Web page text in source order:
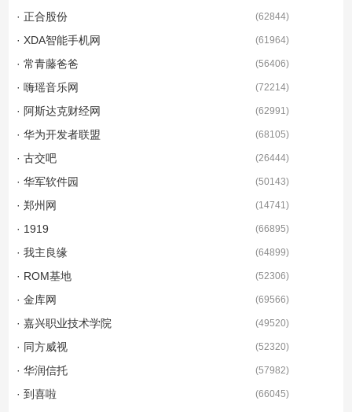
· 正合股份 (62844)
· XDA智能手机网 (61964)
· 常青藤爸爸 (56406)
· 嗨瑶音乐网 (72214)
· 阿斯达克财经网 (62991)
· 华为开发者联盟 (68105)
· 古交吧 (26444)
· 华军软件园 (50143)
· 郑州网 (14741)
· 1919 (66895)
· 我主良缘 (64899)
· ROM基地 (52306)
· 金库网 (69566)
· 嘉兴职业技术学院 (49520)
· 同方威视 (52320)
· 华润信托 (57982)
· 到喜啦 (66045)